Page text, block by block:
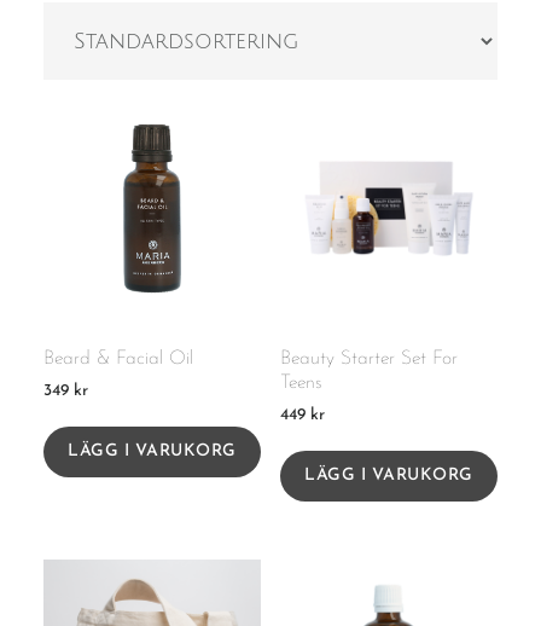
Beard & Facial Oil
349 kr
LÄGG I VARUKORG
Beauty Starter Set For
Teens
449 kr
LÄGG I VARUKORG